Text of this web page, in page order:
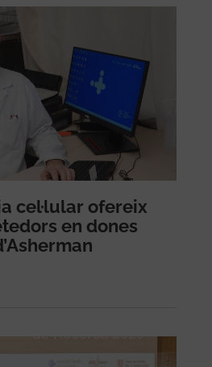
cel·lular ofereix
en dones